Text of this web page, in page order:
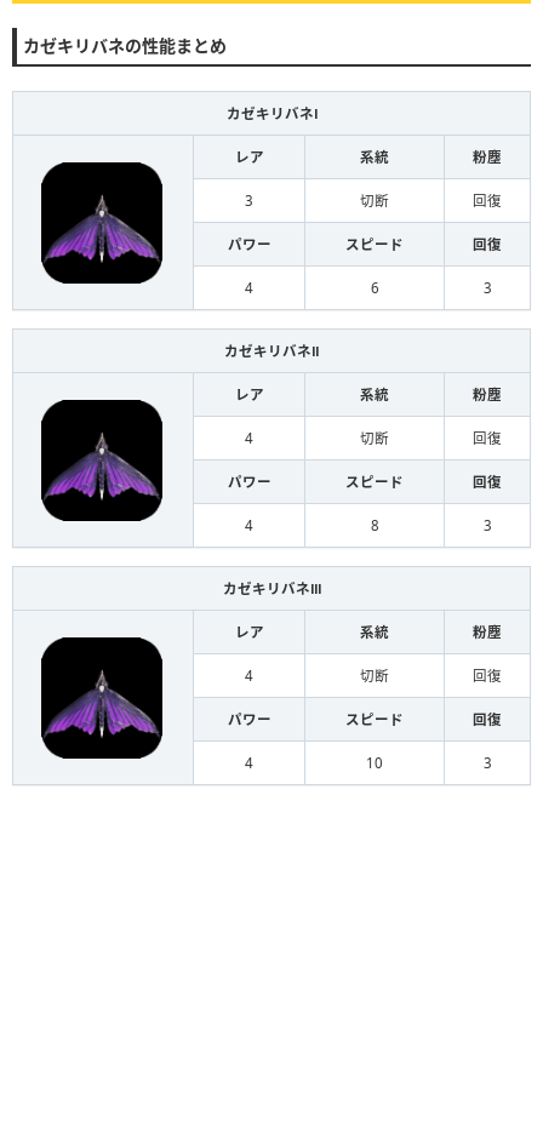
カゼキリバネの性能まとめ
カゼキリバネⅠ
レア 系統 粉塵
3 切断 回復
パワー スピード 回復
4 6 3
カゼキリバネⅡ
レア 系統 粉塵
4 切断 回復
パワー スピード 回復
4 8 3
カゼキリバネⅢ
レア 系統 粉塵
4 切断 回復
パワー スピード 回復
4 10 3